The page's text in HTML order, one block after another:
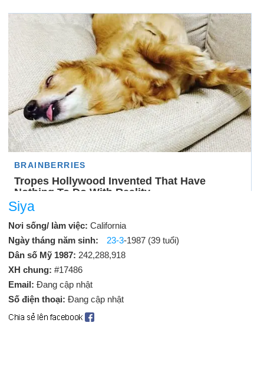
Siya
Nơi sống/ làm việc: California
Ngày tháng năm sinh:
23-3-1987 (39 tuổi)
Dân số Mỹ 1987: 242,288,918
XH chung: #17486
Email: Đang cập nhật
Số điện thoại: Đang cập nhật